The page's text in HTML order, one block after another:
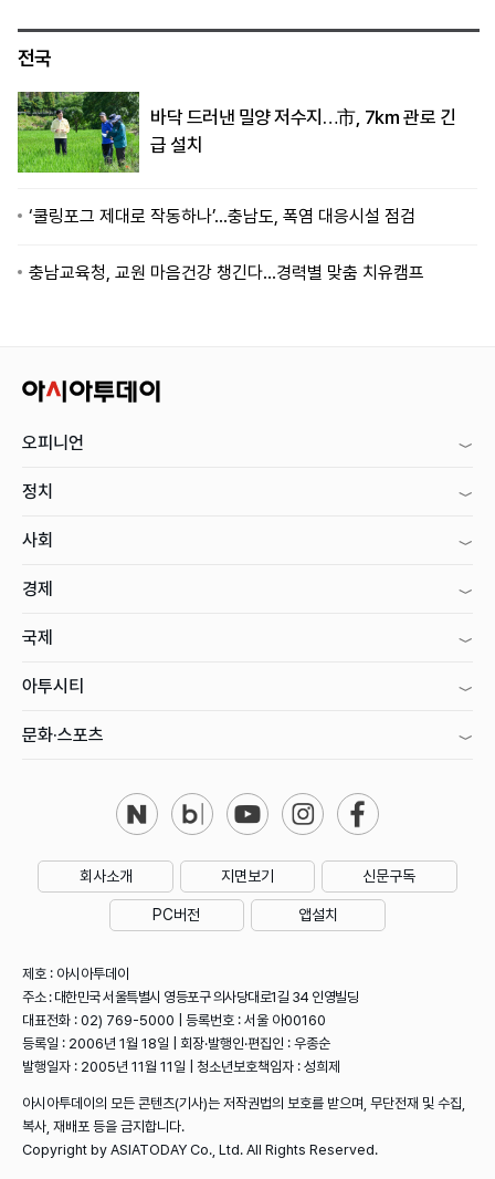
전국
바닥 드러낸 밀양 저수지…市, 7㎞ 관로 긴
급 설치
‘쿨링포그 제대로 작동하나’…충남도, 폭염 대응시설 점검
충남교육청, 교원 마음건강 챙긴다…경력별 맞춤 치유캠프
오피니언
정치
사회
경제
국제
아투시티
문화·스포츠
회사소개 지면보기 신문구독
PC버전 앱설치
제호 : 아시아투데이
주소 : 대한민국 서울특별시 영등포구 의사당대로1길 34 인영빌딩
대표전화 : 02) 769-5000 | 등록번호 : 서울 아00160
등록일 : 2006년 1월 18일 | 회장·발행인·편집인 : 우종순
발행일자 : 2005년 11월 11일 | 청소년보호책임자 : 성희제
아시아투데이의 모든 콘텐츠(기사)는 저작권법의 보호를 받으며, 무단전재 및 수집,
복사, 재배포 등을 금지합니다.
Copyright by ASIATODAY Co., Ltd. All Rights Reserved.